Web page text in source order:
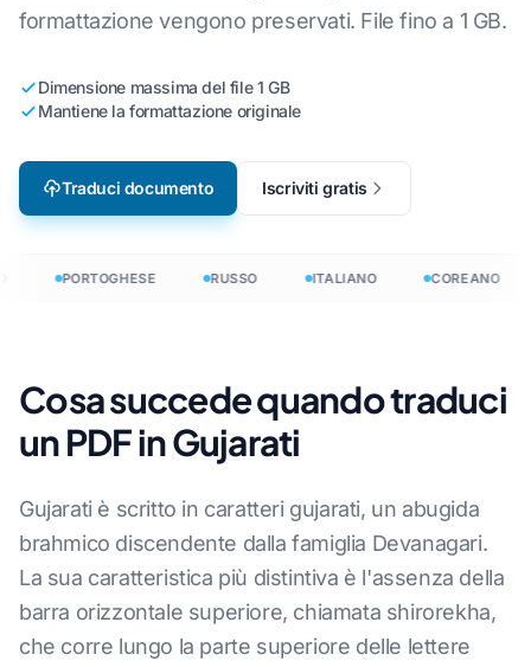
formattazione vengono preservati. File fino a 1 GB.
Dimensione massima del file 1 GB
Mantiene la formattazione originale
Traduci documento Iscriviti gratis
PORTOGHESE RUSSO ITALIANO COREANO
Cosa succede quando traduci
un PDF in Gujarati
Gujarati è scritto in caratteri gujarati, un abugida
brahmico discendente dalla famiglia Devanagari.
La sua caratteristica più distintiva è l'assenza della
barra orizzontale superiore, chiamata shirorekha,
che corre lungo la parte superiore delle lettere